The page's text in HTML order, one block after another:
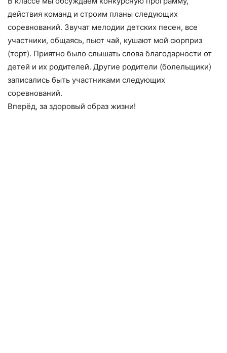
действия команд и строим планы следующих
соревнований. Звучат мелодии детских песен, все
участники, общаясь, пьют чай, кушают мой сюрприз
(торт). Приятно было слышать слова благодарности от
детей и их родителей. Другие родители (болельщики)
записались быть участниками следующих
соревнований.
Вперёд, за здоровый образ жизни!